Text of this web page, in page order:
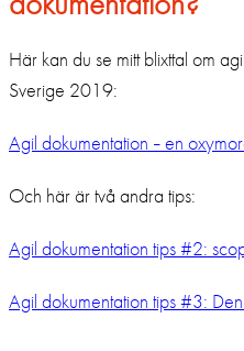
Här kan du se mitt blixttal om
Sverige 2019:
Agil dokumentation – en
Och här är två andra tips:
Agil dokumentation tips #2:
Agil dokumentation tips #3: